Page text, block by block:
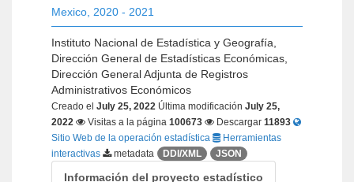
Mexico 2020 - 2021
Instituto Nacional de Estadística y Geografía,
Dirección General de Estadísticas Económicas,
Dirección General Adjunta de Registros
Administrativos Económicos
Creado el July 25, 2022 Última modificación July 25,
2022
Visitas a la página 100673 Descargar 11893
Sitio Web de la operación estadística
Herramientas
interactivas
metadata DDI/XML JSON
Información del proyecto estadístico